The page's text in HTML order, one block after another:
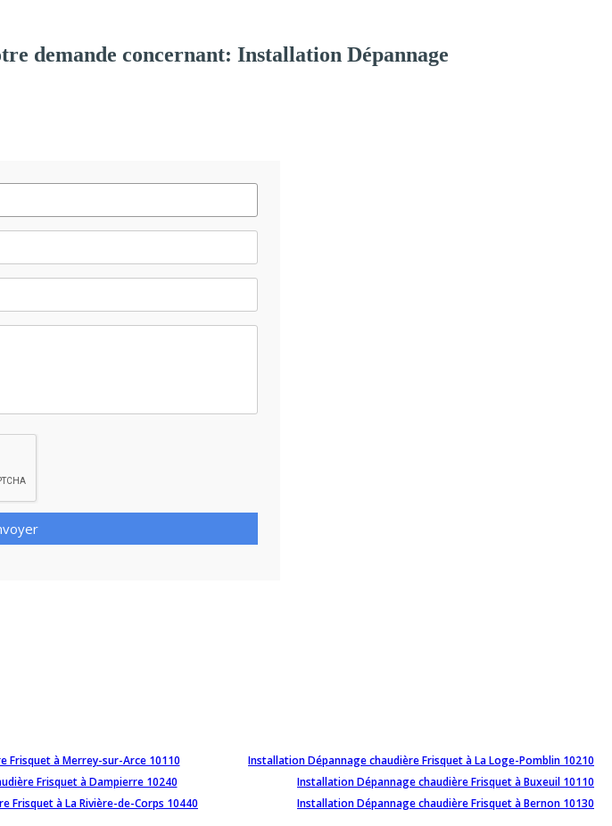
demande concernant: Installation Dépannage
Frisquet à Merrey-sur-Arce 10110
Installation Dépannage chaudière Frisquet à La Loge-Pomblin 10210
Frisquet à Dampierre 10240
Installation Dépannage chaudière Frisquet à Buxeuil 10110
Frisquet à La Rivière-de-Corps 10440 Installation Dépannage chaudière Frisquet à Bernon 10130